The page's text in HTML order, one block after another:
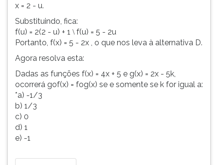
x = 2 - u.
Substituindo, fica:
f(u) = 2(2 - u) + 1 \f(u) = 5 - 2u
Portanto, f(x) = 5 - 2x , o que nos leva à alternativa D.
Agora resolva esta:
Dadas as funções f(x) = 4x + 5 e g(x) = 2x - 5k,
ocorrerá gof(x) = fog(x) se e somente se k for igual a:
*a) -1/3
b) 1/3
c) 0
d) 1
e) -1